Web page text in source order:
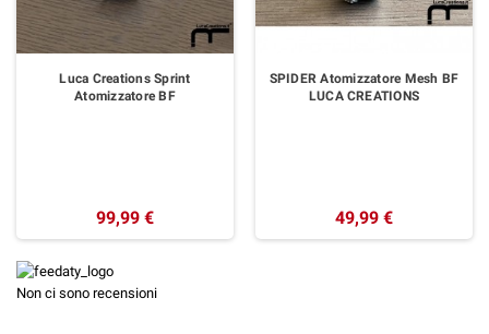
Luca Creations Sprint
Atomizzatore BF
99,99 €
SPIDER Atomizzatore Mesh BF
LUCA CREATIONS
49,99 €
Non ci sono recensioni